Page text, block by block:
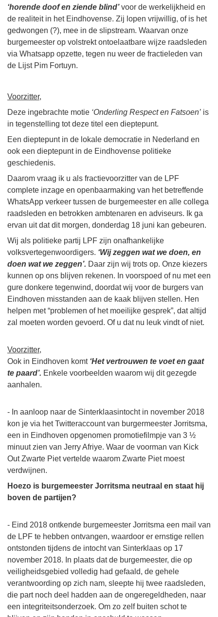
‘horende doof en ziende blind’voor de werkelijkheid en
de realiteit in het Eindhovense. Zij lopen vrijwillig, of is het
gedwongen (?), mee in de slipstream. Waarvan onze
burgemeester op volstrekt ontoelaatbare wijze raadsleden
via Whatsapp opzette, tegen nu weer de fractieleden van
de Lijst Pim Fortuyn.
Voorzitter,
Deze ingebrachte motie ‘Onderling Respect en Fatsoen’ is
in tegenstelling tot deze titel een dieptepunt.
Een dieptepunt in de lokale democratie in Nederland en
ook een dieptepunt in de Eindhovense politieke
geschiedenis.
Daarom vraag ik u als fractievoorzitter van de LPF
complete inzage en openbaarmaking van het betreffende
WhatsApp verkeer tussen de burgemeester en alle collega
raadsleden en betrokken ambtenaren en adviseurs. Ik ga
ervan uit dat dit morgen, donderdag 18 juni kan gebeuren.
Wij als politieke partij LPF zijn onafhankelijke
volksvertegenwoordigers. ‘Wij zeggen wat we doen, en
doen wat we zeggen’. Daar zijn wij trots op. Onze kiezers
kunnen op ons blijven rekenen. In voorspoed of nu met een
gure donkere tegenwind, doordat wij voor de burgers van
Eindhoven misstanden aan de kaak blijven stellen. Hen
helpen met “problemen of het moeilijke gesprek”, dat altijd
zal moeten worden gevoerd. Of u dat nu leuk vindt of niet.
Voorzitter,
Ook in Eindhoven komt ‘Het vertrouwen te voet en gaat
te paard’. Enkele voorbeelden waarom wij dit gezegde
aanhalen.
- In aanloop naar de Sinterklaasintocht in november 2018
kon je via het Twitteraccount van burgermeester Jorritsma,
een in Eindhoven opgenomen promotiefilmpje van 3 ½
minuut zien van Jerry Afriye. Waar de voorman van Kick
Out Zwarte Piet vertelde waarom Zwarte Piet moest
verdwijnen.
Hoezo is burgemeester Jorritsma neutraal en staat hij
boven de partijen?
- Eind 2018 ontkende burgemeester Jorritsma een mail van
de LPF te hebben ontvangen, waardoor er ernstige rellen
ontstonden tijdens de intocht van Sinterklaas op 17
november 2018. In plaats dat de burgemeester, die op
veiligheidsgebied volledig had gefaald, de gehele
verantwoording op zich nam, sleepte hij twee raadsleden,
die part noch deel hadden aan de ongeregeldheden, naar
een integriteitsonderzoek. Om zo zelf buiten schot te